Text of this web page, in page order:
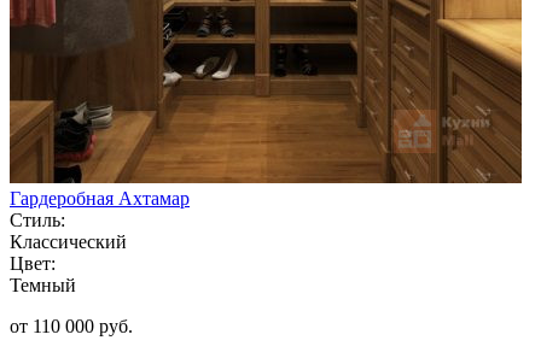
Гардеробная Ахтамар
Стиль:
Классический
Цвет:
Темный
от 110 000 руб.